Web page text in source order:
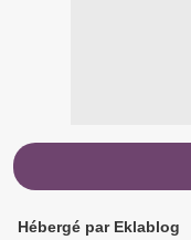
Hébergé par Eklablog